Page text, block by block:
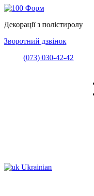
Декорації з полістиролу
Зворотний дзвінок
(073) 030-42-42
Ukrainian